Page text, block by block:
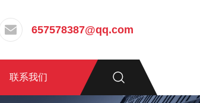
657578387@qq.com
联系我们